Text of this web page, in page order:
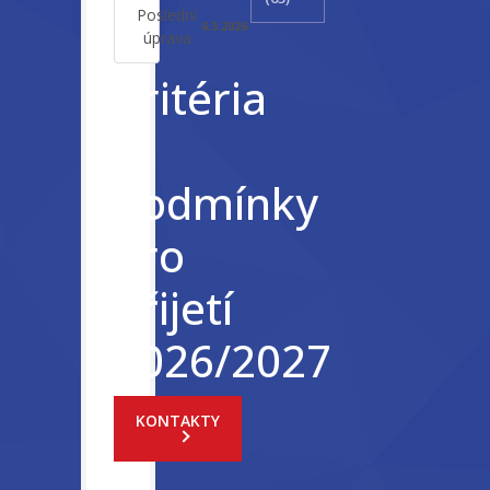
Poslední
úprava
6.3.2026
Kritéria
podmínky
pro
přijetí
2026/2027
KONTAKTY